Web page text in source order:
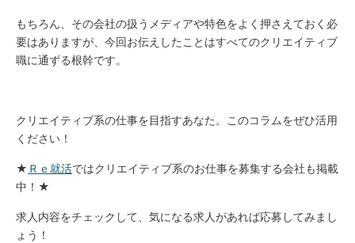
もちろん、その会社の扱うメディアや特色をよく押さえておく必
要はありますが、今回お伝えしたことはすべてのクリエイティブ
職に通ずる根幹です。
クリエイティブ系の仕事を目指すあなた。このコラムをぜひ活用
ください！
★ Ｒｅ就活ではクリエイティブ系のお仕事を募集する会社も掲載
中！★
求人内容をチェックして、気になる求人があれば応募してみまし
ょう！